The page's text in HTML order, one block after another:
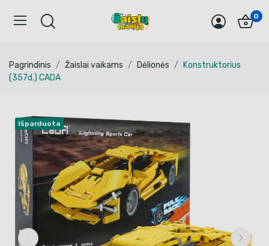
0
Pagrindinis Žaislai vaikams Dėlionės
Konstruktorius
(357d.) CADA
Išparduota